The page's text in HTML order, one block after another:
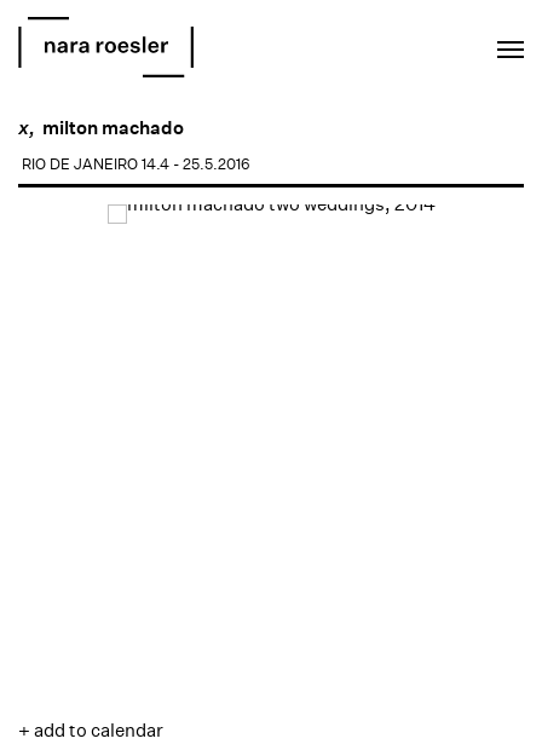
RIO DE JANEIRO14.4 - 25.5.2016
milton machado
x,
Open a larger version of the following image in a popup:
+ add to calendar